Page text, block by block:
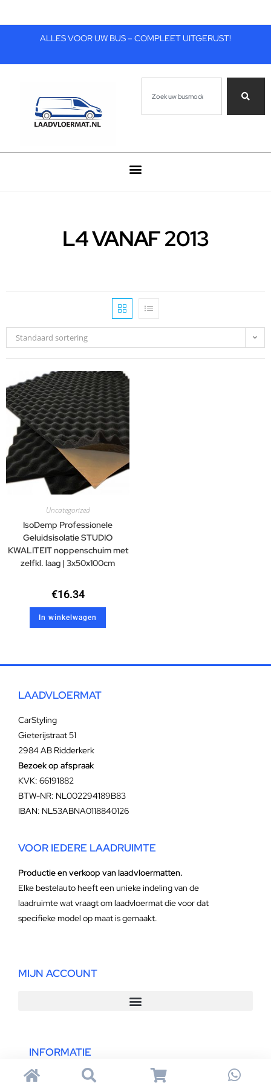
ALLES VOOR UW BUS – COMPLEET UITGERUST!
L4 VANAF 2013
Standaard sortering
Uncategorized
IsoDemp Professionele
Geluidsisolatie STUDIO
KWALITEIT noppenschuim met
zelfkl. laag | 3x50x100cm
€16.34
In winkelwagen
LAADVLOERMAT
CarStyling
Gieterijstraat 51
2984 AB Ridderkerk
Bezoek op afspraak
KVK: 66191882
BTW-NR: NL002294189B83
IBAN: NL53ABNA0118840126
VOOR IEDERE LAADRUIMTE
Productie en verkoop van laadvloermatten.
Elke bestelauto heeft een unieke indeling van de
laadruimte wat vraagt om laadvloermat die voor dat
specifieke model op maat is gemaakt.
MIJN ACCOUNT
INFORMATIE